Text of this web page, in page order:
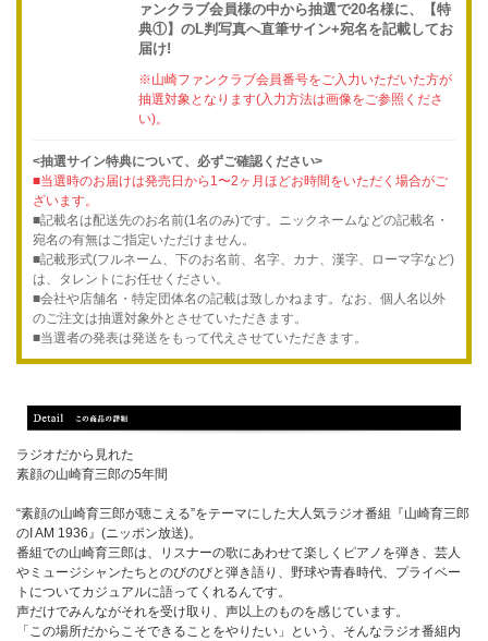
ァンクラブ会員様の中から抽選で20名様に、【特
典①】のL判写真へ直筆サイン+宛名を記載してお
届け!
※山崎ファンクラブ会員番号をご入力いただいた方が
抽選対象となります(入力方法は画像をご参照くださ
い)。
<抽選サイン特典について、必ずご確認ください>
■当選時のお届けは発売日から1〜2ヶ月ほどお時間をいただく場合がご
ざいます。
■記載名は配送先のお名前(1名のみ)です。ニックネームなどの記載名・
宛名の有無はご指定いただけません。
■記載形式(フルネーム、下のお名前、名字、カナ、漢字、ローマ字など)
は、タレントにお任せください。
■会社や店舗名・特定団体名の記載は致しかねます。なお、個人名以外
のご注文は抽選対象外とさせていただきます。
■当選者の発表は発送をもって代えさせていただきます。
ラジオだから見れた
素顔の山崎育三郎の5年間
“素顔の山崎育三郎が聴こえる”をテーマにした大人気ラジオ番組『山崎育三郎
のI AM 1936』(ニッポン放送)。
番組での山崎育三郎は、リスナーの歌にあわせて楽しくピアノを弾き、芸人
やミュージシャンたちとのびのびと弾き語り、野球や青春時代、プライベー
トについてカジュアルに語ってくれるんです。
声だけでみんながそれを受け取り、声以上のものを感じています。
「この場所だからこそできることをやりたい」という、そんなラジオ番組内